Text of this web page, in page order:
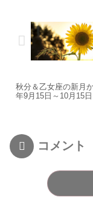
秋分＆乙女座の新月
年9月15日～10月15日
コメント